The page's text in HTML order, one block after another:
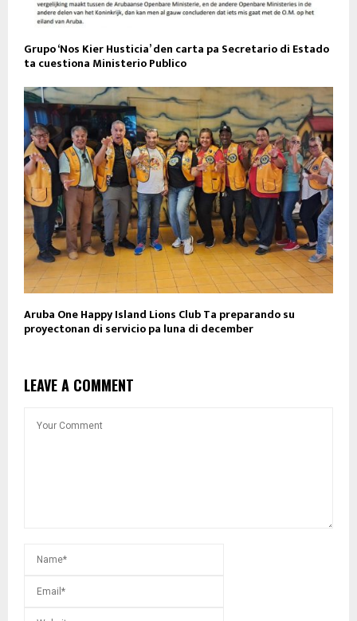
Grupo ‘Nos Kier Husticia’ den carta pa Secretario di Estado
ta cuestiona Ministerio Publico
Aruba One Happy Island Lions Club Ta preparando su
proyectonan di servicio pa luna di december
LEAVE A COMMENT